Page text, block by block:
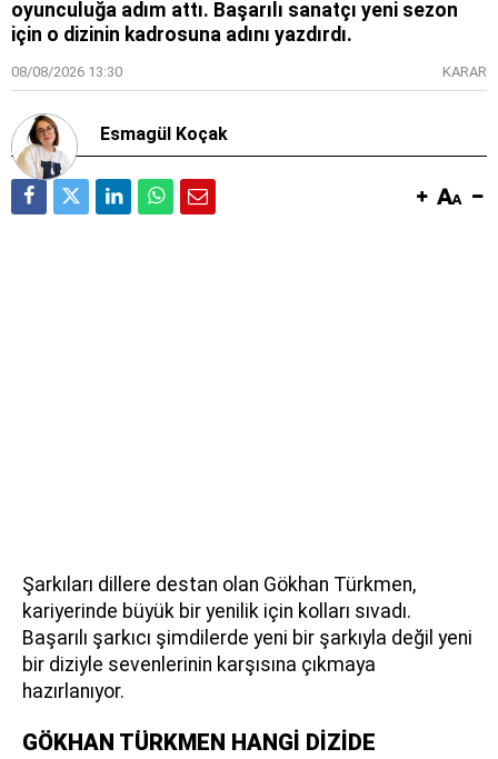
oyunculuğa adım attı. Başarılı sanatçı yeni sezon
için o dizinin kadrosuna adını yazdırdı.
08/08/2026 13:30 KARAR
Esmagül Koçak
Şarkıları dillere destan olan Gökhan Türkmen,
kariyerinde büyük bir yenilik için kolları sıvadı.
Başarılı şarkıcı şimdilerde yeni bir şarkıyla değil yeni
bir diziyle sevenlerinin karşısına çıkmaya
hazırlanıyor.
GÖKHAN TÜRKMEN HANGİ DİZİDE